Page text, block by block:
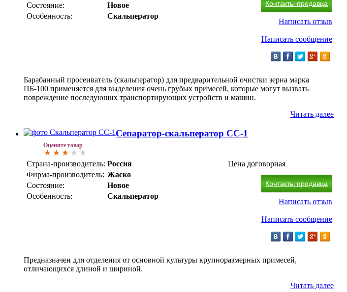
Состояние:
Новое
Особенность:
Скальператор
Контакты продавца
Написать отзыв
Написать сообщение
Барабанный просеиватель (скальператор) для предварительной очистки зерна марка
ПБ-100 применяется для выделения очень грубых примесей, которые могут вызвать
повреждение последующих транспортирующих устройств и машин.
Читать далее
Оцените товар
Сепаратор-скальператор СС-1
Страна-производитель: Россия
Фирма-производитель: Жаско
Состояние:
Новое
Особенность:
Скальператор
Цена договорная
Контакты продавца
Написать отзыв
Написать сообщение
Предназначен для отделения от основной культуры крупноразмерных примесей,
отличающихся длиной и шириной.
Читать далее